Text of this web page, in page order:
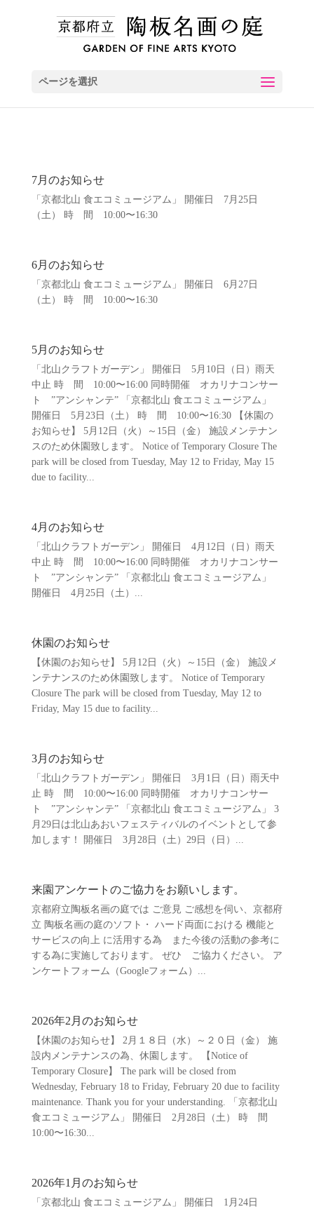
ページを選択
7月のお知らせ
「京都北山 食エコミュージアム」 開催日 7月25日
（土） 時 間 10:00〜16:30
6月のお知らせ
「京都北山 食エコミュージアム」 開催日 6月27日
（土） 時 間 10:00〜16:30
5月のお知らせ
「北山クラフトガーデン」 開催日 5月10日（日）雨天
中止 時 間 10:00〜16:00 同時開催 オカリナコンサー
ト ”アンシャンテ” 「京都北山 食エコミュージアム」
開催日 5月23日（土） 時 間 10:00〜16:30 【休園の
お知らせ】 5月12日（火）～15日（金） 施設メンテナン
スのため休園致します。 Notice of Temporary Closure The
park will be closed from Tuesday, May 12 to Friday, May 15
due to facility...
4月のお知らせ
「北山クラフトガーデン」 開催日 4月12日（日）雨天
中止 時 間 10:00〜16:00 同時開催 オカリナコンサー
ト ”アンシャンテ” 「京都北山 食エコミュージアム」
開催日 4月25日（土）...
休園のお知らせ
【休園のお知らせ】 5月12日（火）～15日（金） 施設メ
ンテナンスのため休園致します。 Notice of Temporary
Closure The park will be closed from Tuesday, May 12 to
Friday, May 15 due to facility...
3月のお知らせ
「北山クラフトガーデン」 開催日 3月1日（日）雨天中
止 時 間 10:00〜16:00 同時開催 オカリナコンサー
ト ”アンシャンテ” 「京都北山 食エコミュージアム」 3
月29日は北山あおいフェスティバルのイベントとして参
加します！ 開催日 3月28日（土）29日（日）...
来園アンケートのご協力をお願いします。
京都府立陶板名画の庭では ご意見 ご感想を伺い、京都府
立 陶板名画の庭のソフト・ ハード両面における 機能と
サービスの向上 に活用する為 また今後の活動の参考に
する為に実施しております。 ぜひ ご協力ください。 ア
ンケートフォーム（Googleフォーム）...
2026年2月のお知らせ
【休園のお知らせ】 2月１８日（水）～２０日（金） 施
設内メンテナンスの為、休園します。 【Notice of
Temporary Closure】 The park will be closed from
Wednesday, February 18 to Friday, February 20 due to facility
maintenance. Thank you for your understanding. 「京都北山
食エコミュージアム」 開催日 2月28日（土） 時 間
10:00〜16:30...
2026年1月のお知らせ
「京都北山 食エコミュージアム」 開催日 1月24日